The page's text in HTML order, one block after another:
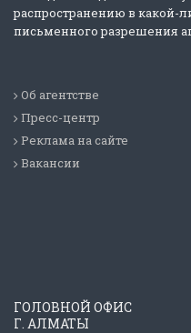
распространению в какой-
письменного разрешения
Об агентстве
Пресс-центр
Реклама на сайте
Вакансии
ГОЛОВНОЙ ОФИС
Г. АЛМАТЫ